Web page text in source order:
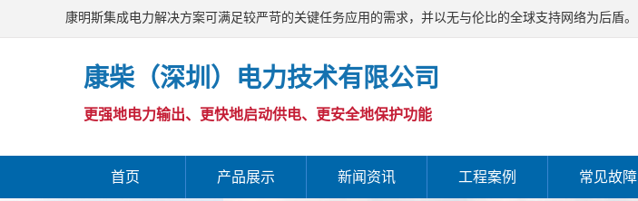
康明斯集成电力解决方案可满足较严苛的关键任务应用的需求，并以无与伦比的全球支持网络为后盾。
康柴（深圳）电力技术有限公司
更强地电力输出、更快地启动供电、更安全地保护功能
首页 产品展示 新闻资讯 工程案例 常见故障